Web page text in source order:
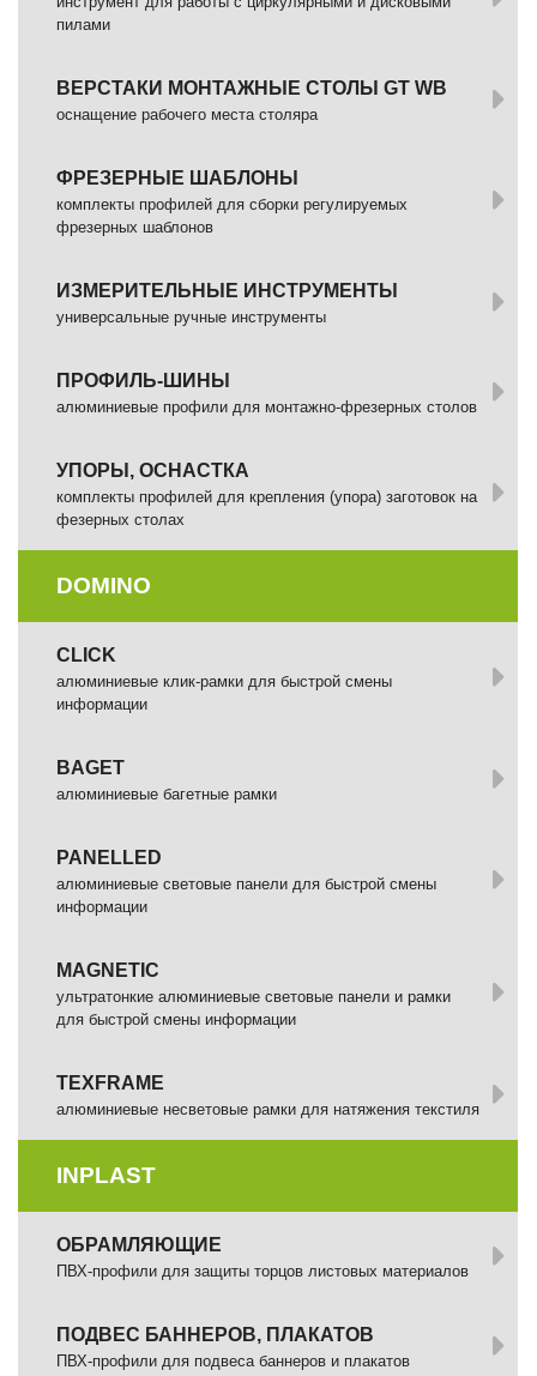
пилами
ВЕРСТАКИ МОНТАЖНЫЕ СТОЛЫ GT WB
оснащение рабочего места столяра
ФРЕЗЕРНЫЕ ШАБЛОНЫ
комплекты профилей для сборки регулируемых
фрезерных шаблонов
ИЗМЕРИТЕЛЬНЫЕ ИНСТРУМЕНТЫ
универсальные ручные инструменты
ПРОФИЛЬ-ШИНЫ
алюминиевые профили для монтажно-фрезерных столов
УПОРЫ, ОСНАСТКА
комплекты профилей для крепления (упора) заготовок на
фезерных столах
DOMINO
СLICK
алюминиевые клик-рамки для быстрой смены
информации
BAGET
алюминиевые багетные рамки
PANELLED
алюминиевые световые панели для быстрой смены
информации
MAGNETIC
ультратонкие алюминиевые световые панели и рамки
для быстрой смены информации
TEXFRAME
алюминиевые несветовые рамки для натяжения текстиля
INPLAST
ОБРАМЛЯЮЩИЕ
ПВХ-профили для защиты торцов листовых материалов
ПОДВЕС БАННЕРОВ, ПЛАКАТОВ
ПВХ-профили для подвеса баннеров и плакатов